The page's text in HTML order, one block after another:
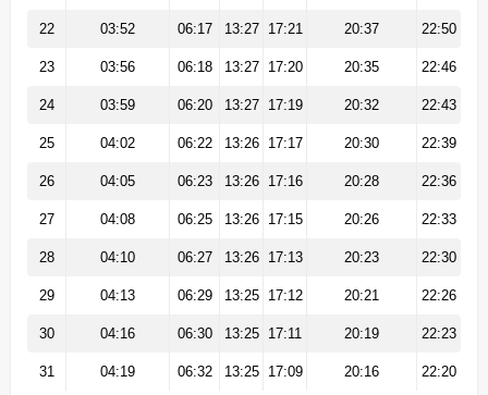
22 03:52 06:17 13:27 17:21 20:37 22:50
23 03:56 06:18 13:27 17:20 20:35 22:46
24 03:59 06:20 13:27 17:19 20:32 22:43
25 04:02 06:22 13:26 17:17 20:30 22:39
26 04:05 06:23 13:26 17:16 20:28 22:36
27 04:08 06:25 13:26 17:15 20:26 22:33
28 04:10 06:27 13:26 17:13 20:23 22:30
29 04:13 06:29 13:25 17:12 20:21 22:26
30 04:16 06:30 13:25 17:11 20:19 22:23
31 04:19 06:32 13:25 17:09 20:16 22:20